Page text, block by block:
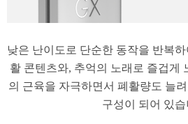
낮은 난이도로 단순한 동작을 반복
활 콘텐츠와, 추억의 노래로 즐겁게
의 근육을 자극하면서 폐활량도 늘
구성이 되어 있